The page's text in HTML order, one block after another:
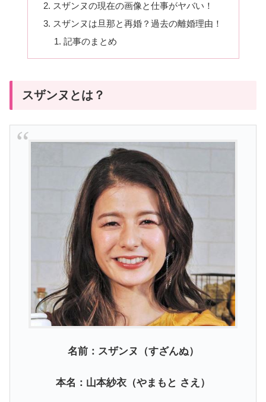
スザンヌの現在の画像と仕事がヤバい！
スザンヌは旦那と再婚？過去の離婚理由！
記事のまとめ
スザンヌとは？
名前：スザンヌ（すざんぬ）
本名：山本紗衣（やまもと さえ）